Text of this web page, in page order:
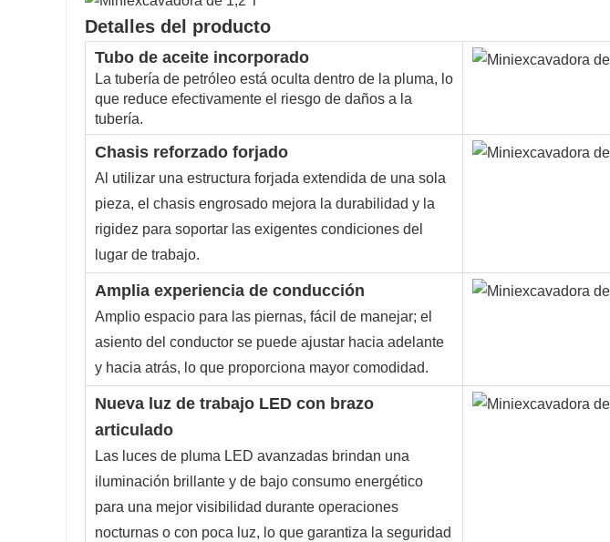
Detalles del producto
Tubo de aceite incorporado
La tubería de petróleo está oculta dentro de la pluma, lo
que reduce efectivamente el riesgo de daños a la
tubería.
Chasis reforzado forjado
Al utilizar una estructura forjada extendida de una sola
pieza, el chasis engrosado mejora la durabilidad y la
rigidez para soportar las exigentes condiciones del
lugar de trabajo.
Amplia experiencia de conducción
Amplio espacio para las piernas, fácil de manejar; el
asiento del conductor se puede ajustar hacia adelante
y hacia atrás, lo que proporciona mayor comodidad.
Nueva luz de trabajo LED con brazo
articulado
Las luces de pluma LED avanzadas brindan una
iluminación brillante y de bajo consumo energético
para una mejor visibilidad durante operaciones
nocturnas o con poca luz, lo que garantiza la seguridad